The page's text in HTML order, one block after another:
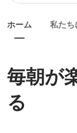
ホーム 私たち
毎朝が
る